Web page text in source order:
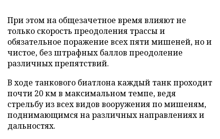
При этом на общезачетное время влияют не
только скорость преодоления трассы и
обязательное поражение всех пяти мишеней, но и
чистое, без штрафных баллов преодоление
различных препятствий.
В ходе танкового биатлона каждый танк проходит
почти 20 км в максимальном темпе, ведя
стрельбу из всех видов вооружения по мишеням,
поднимающимся на различных направлениях и
дальностях.